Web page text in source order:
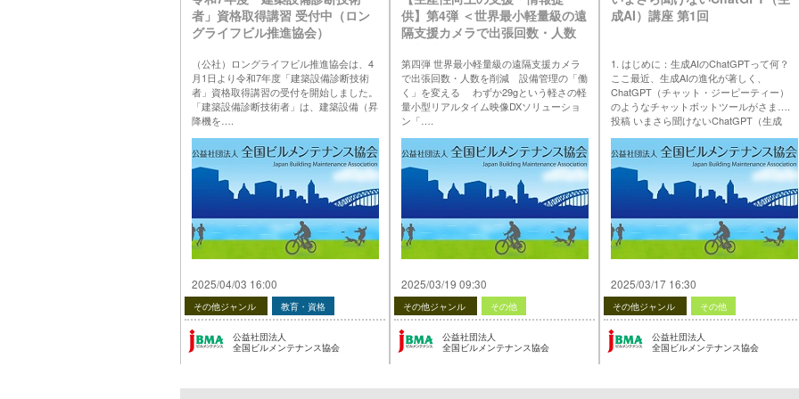
者」資格取得講習 受付中（ロン
グライフビル推進協会）
（公社）ロングライフビル推進協会は、4
月1日より令和7年度「建築設備診断技術
者」資格取得講習の受付を開始しました。
「建築設備診断技術者」は、建築設備（昇
降機を….
格取得講習 受付中（ロングライフビル推
進協会） は 公益社団法人 全国ビルメンテ
ナンス協会 に最初に表示されました。
2025/04/03 16:00
その他ジャンル 教育・資格
公益社団法人
全国ビルメンテナンス協会
供】第4弾 ＜世界最小軽量級の遠
隔支援カメラで出張回数・人数
変える＞
第四弾 世界最小軽量級の遠隔支援カメラ
で出張回数・人数を削減 設備管理の「働
く」を変える わずか29gという軽さの軽
量小型リアルタイム映像DXソリューショ
ン「….
弾 ＜世界最小軽量級の遠隔支援カメラで
出張回数・人数を削減 設備管理の「働
く」を変える＞ は 公益社団法人 全国ビル
メンテナンス協会 に最初に表示されまし
…
2025/03/19 09:30
その他ジャンル その他
公益社団法人
全国ビルメンテナンス協会
成AI）講座 第1回
1. はじめに：生成AIのChatGPTって何？
ここ最近、生成AIの進化が著しく、
ChatGPT（チャット・ジーピーティー）
のようなチャットボットツールがさま….
投稿 いまさら聞けないChatGPT（生成
メンテナンス協会 に最初に表示されまし
た。
2025/03/17 16:30
その他ジャンル その他
公益社団法人
全国ビルメンテナンス協会